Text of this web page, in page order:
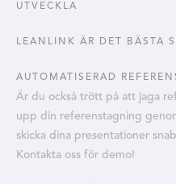
UTVECKLA
LEANLINK ÄR DET BÄSTA
AUTOMATISERAD
Är du också trött på att jaga
upp din referenstagning
skicka dina presentationer
Kontakta oss för demo!